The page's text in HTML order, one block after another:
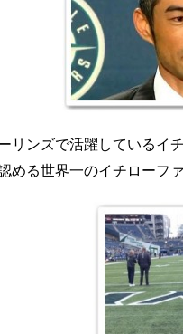
リンズで活躍しているイ
める世界一のイチローファ